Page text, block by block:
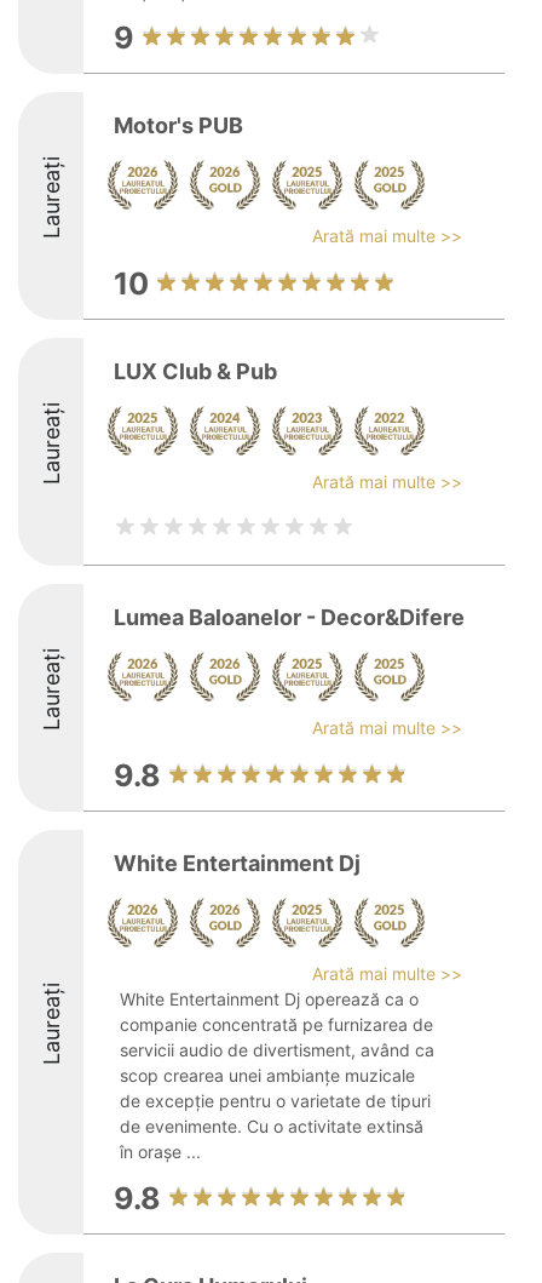
9
Laureați
Motor's PUB
Arată mai multe >>
10
Laureați
LUX Club & Pub
Arată mai multe >>
Laureați
Lumea Baloanelor - Decor&Difere
Arată mai multe >>
9.8
Laureați
White Entertainment Dj
Arată mai multe >>
White Entertainment Dj operează ca o
companie concentrată pe furnizarea de
servicii audio de divertisment, având ca
scop crearea unei ambianțe muzicale
de excepție pentru o varietate de tipuri
de evenimente. Cu o activitate extinsă
în orașe ...
9.8